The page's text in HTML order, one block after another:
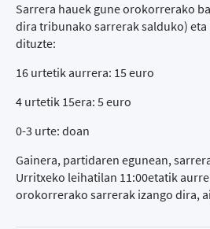
Sarrera hauek gune orokorrerako
dira tribunako sarrerak salduko)
dituzte:
16 urtetik aurrera: 15 euro
4 urtetik 15era: 5 euro
0-3 urte: doan
Gainera, partidaren egunean,
Urritxeko leihatilan 11:00etatik
orokorrerako sarrerak izango dira,